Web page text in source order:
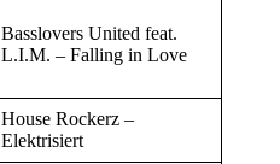
Basslovers United feat.
L.I.M. – Falling in Love
House Rockerz –
Elektrisiert